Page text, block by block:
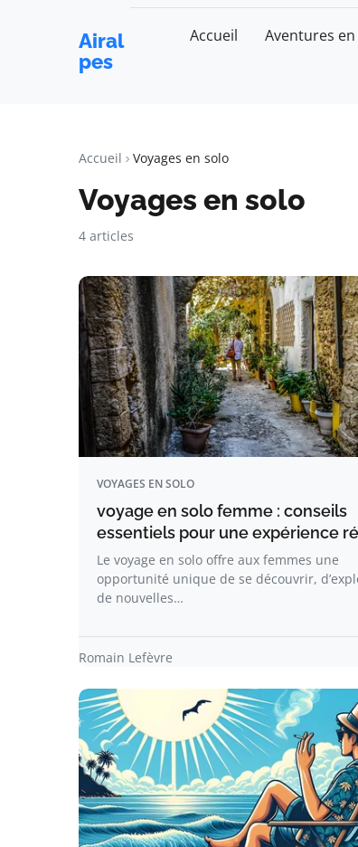
Airal
pes
Accueil Aventures
Accueil Voyages en solo
Voyages en solo
4 articles
VOYAGES EN SOLO
voyage en solo femme : conseils
essentiels pour une expérience
Le voyage en solo offre aux femmes une
opportunité unique de se découvrir,
de nouvelles…
Romain Lefèvre